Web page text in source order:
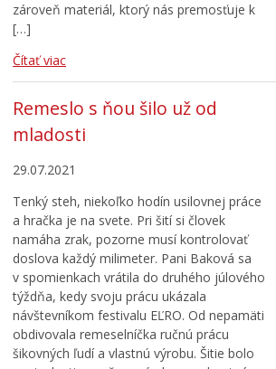
zároveň materiál, ktorý nás premosťuje k
[…]
Čítať viac
Remeslo s ňou šilo už od
mladosti
29.07.2021
Tenký steh, niekoľko hodín usilovnej práce
a hračka je na svete. Pri šití si človek
namáha zrak, pozorne musí kontrolovať
doslova každý milimeter. Pani Baková sa
v spomienkach vrátila do druhého júlového
týždňa, kedy svoju prácu ukázala
návštevníkom festivalu EĽRO. Od nepamäti
obdivovala remeselníčka ručnú prácu
šikovných ľudí a vlastnú výrobu. Šitie bolo